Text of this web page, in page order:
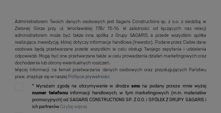
Administratorem Twoich danych osobowych jest Sagaris Constructions sp. z o.o. z siedzibą w
Zielonej Górze przy ul. Wrocławskiej 17B/ 15-16. W zależności od łączących nas relacji
administratorem może być także inna spółka z Grupy SAGARIS, a przede wszystkim spółka
realizująca inwestycję, której dotyczy informacja handlowa (Inwestor). Podane przez Ciebie dane
osobowe będą przetwarzane przede wszystkim w celu obsługi Twojego zapytania i udzielenia
odpowiedzi. Mogą być one przetwarzane także w celu prowadzenia działań marketingowych oraz
dochodzenia lub obrony ewentualnych roszczeń.
Więcej informacji na temat przetwarzania danych osobowych oraz przysługujących Państwu
praw, znajduje się w naszej Polityce prywatności.
* Wyrażam zgodę na otrzymywanie w drodze smsna podany przeze mnie wyżej
numer telefonuinformacji handlowych, w tym marketingowych (m.in. materiałów
promocyjnych) od SAGARIS CONSTRUCTIONS SP. Z O.O. i SPÓŁEK Z GRUPY SAGARIS i
ich partnerów Czytaj więcej